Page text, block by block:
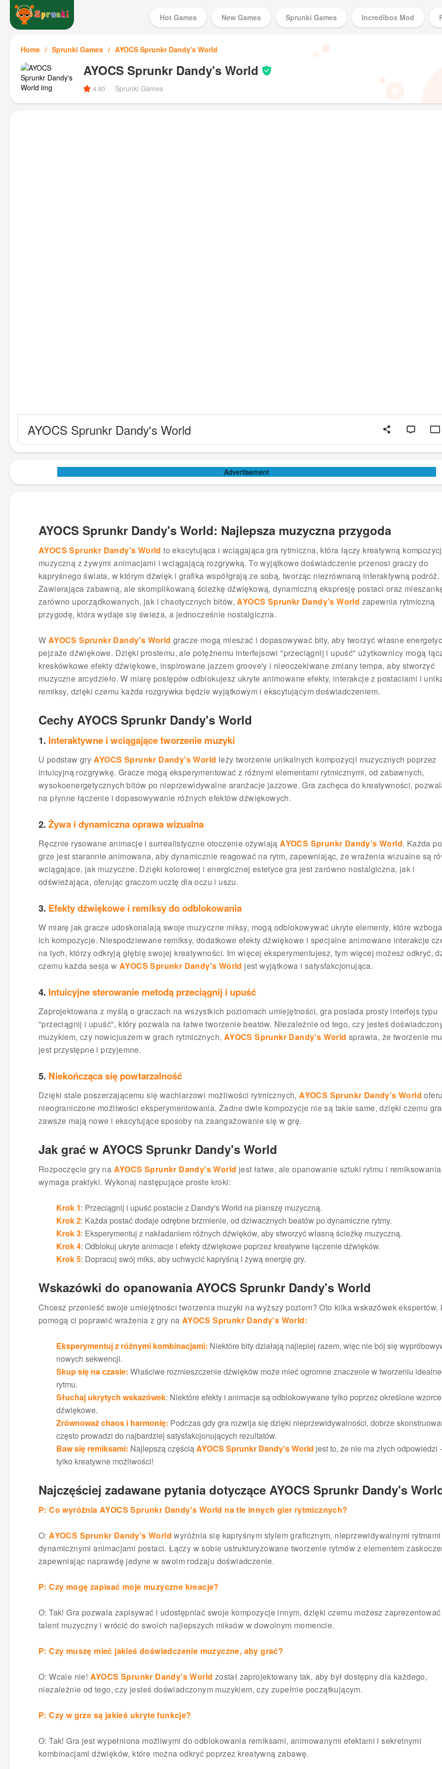
Hot Games New Games Sprunki Games Incredibox Mod
Home Sprunki Games AYOCS Sprunkr Dandy's World
AYOCS Sprunkr Dandy's World
4.80 Sprunki Games
AYOCS Sprunkr Dandy's World
Advertisement
AYOCS Sprunkr Dandy's World: Najlepsza muzyczna przygoda
AYOCS Sprunkr Dandy's World to ekscytująca i wciągająca gra rytmiczna, która łączy kreatywną
muzyczną z żywymi animacjami i wciągającą rozgrywką. To wyjątkowe doświadczenie przenosi graczy do
kapryśnego świata, w którym dźwięk i grafika współgrają ze sobą, tworząc niezrównaną interaktywną podróż.
Zawierająca zabawną, ale skomplikowaną ścieżkę dźwiękową, dynamiczną ekspresję postaci oraz
zarówno uporządkowanych, jak i chaotycznych bitów,AYOCS Sprunkr Dandy's World zapewnia rytmiczną
przygodę, która wydaje się świeża, a jednocześnie nostalgiczna.
W AYOCS Sprunkr Dandy's World gracze mogą mieszać i dopasowywać bity, aby tworzyć własne
pejzaże dźwiękowe. Dzięki prostemu, ale potężnemu interfejsowi "przeciągnij i upuść" użytkownicy mogą
kreskówkowe efekty dźwiękowe, inspirowane jazzem groove'y i nieoczekiwane zmiany tempa, aby stworzyć
muzyczne arcydzieło. W miarę postępów odblokujesz ukryte animowane efekty, interakcje z postaciami i
remiksy, dzięki czemu każda rozgrywka będzie wyjątkowym i ekscytującym doświadczeniem.
Cechy AYOCS Sprunkr Dandy's World
1. Interaktywne i wciągające tworzenie muzyki
U podstaw gry AYOCS Sprunkr Dandy's World leży tworzenie unikalnych kompozycji muzycznych poprzez
intuicyjną rozgrywkę. Gracze mogą eksperymentować z różnymi elementami rytmicznymi, od zabawnych,
wysokoenergetycznych bitów po nieprzewidywalne aranżacje jazzowe. Gra zachęca do kreatywności,
na płynne łączenie i dopasowywanie różnych efektów dźwiękowych.
2. Żywa i dynamiczna oprawa wizualna
Ręcznie rysowane animacje i surrealistyczne otoczenie ożywiająAYOCS Sprunkr Dandy's World. Każda
grze jest starannie animowana, aby dynamicznie reagować na rytm, zapewniając, że wrażenia wizualne są
wciągające, jak muzyczne. Dzięki kolorowej i energicznej estetyce gra jest zarówno nostalgiczna, jak i
odświeżająca, oferując graczom ucztę dla oczu i uszu.
3. Efekty dźwiękowe i remiksy do odblokowania
W miarę jak gracze udoskonalają swoje muzyczne miksy, mogą odblokowywać ukryte elementy, które
ich kompozycje. Niespodziewane remiksy, dodatkowe efekty dźwiękowe i specjalne animowane interakcje
na tych, którzy odkryją głębię swojej kreatywności. Im więcej eksperymentujesz, tym więcej możesz odkryć,
czemu każda sesja w AYOCS Sprunkr Dandy's World jest wyjątkowa i satysfakcjonująca.
4. Intuicyjne sterowanie metodą przeciągnij i upuść
Zaprojektowana z myślą o graczach na wszystkich poziomach umiejętności, gra posiada prosty interfejs typu
"przeciągnij i upuść", który pozwala na łatwe tworzenie beatów. Niezależnie od tego, czy jesteś
muzykiem, czy nowicjuszem w grach rytmicznych, AYOCS Sprunkr Dandy's World sprawia, że tworzenie
jest przystępne i przyjemne.
5. Niekończąca się powtarzalność
Dzięki stale poszerzającemu się wachlarzowi możliwości rytmicznych,AYOCS Sprunkr Dandy's World
nieograniczone możliwości eksperymentowania. Żadne dwie kompozycje nie są takie same, dzięki czemu
zawsze mają nowe i ekscytujące sposoby na zaangażowanie się w grę.
Jak grać w AYOCS Sprunkr Dandy's World
Rozpoczęcie gry na AYOCS Sprunkr Dandy's World jest łatwe, ale opanowanie sztuki rytmu i remiksowania
wymaga praktyki. Wykonaj następujące proste kroki:
Krok 1: Przeciągnij i upuść postacie z Dandy's World na planszę muzyczną.
Krok 2: Każda postać dodaje odrębne brzmienie, od dziwacznych beatów po dynamiczne rytmy.
Krok 3: Eksperymentuj z nakładaniem różnych dźwięków, aby stworzyć własną ścieżkę muzyczną.
Krok 4: Odblokuj ukryte animacje i efekty dźwiękowe poprzez kreatywne łączenie dźwięków.
Krok 5: Dopracuj swój miks, aby uchwycić kapryśną i żywą energię gry.
Wskazówki do opanowania AYOCS Sprunkr Dandy's World
Chcesz przenieść swoje umiejętności tworzenia muzyki na wyższy poziom? Oto kilka wskazówek ekspertów,
pomogą ci poprawić wrażenia z gry na AYOCS Sprunkr Dandy's World:
Eksperymentuj z różnymi kombinacjami: Niektóre bity działają najlepiej razem, więc nie bój się
nowych sekwencji.
Skup się na czasie: Właściwe rozmieszczenie dźwięków może mieć ogromne znaczenie w tworzeniu
rytmu.
Słuchaj ukrytych wskazówek: Niektóre efekty i animacje są odblokowywane tylko poprzez określone wzorce
dźwiękowe.
Zrównoważ chaos i harmonię: Podczas gdy gra rozwija się dzięki nieprzewidywalności, dobrze
często prowadzi do najbardziej satysfakcjonujących rezultatów.
Baw się remiksami: Najlepszą częściąAYOCS Sprunkr Dandy's World jest to, że nie ma złych odpowiedzi
tylko kreatywne możliwości!
Najczęściej zadawane pytania dotyczące AYOCS Sprunkr Dandy's
P: Co wyróżnia AYOCS Sprunkr Dandy's World na tle innych gier rytmicznych?
O:AYOCS Sprunkr Dandy's World wyróżnia się kapryśnym stylem graficznym, nieprzewidywalnymi
dynamicznymi animacjami postaci. Łączy w sobie ustrukturyzowane tworzenie rytmów z elementem
zapewniając naprawdę jedyne w swoim rodzaju doświadczenie.
P: Czy mogę zapisać moje muzyczne kreacje?
O: Tak! Gra pozwala zapisywać i udostępniać swoje kompozycje innym, dzięki czemu możesz
talent muzyczny i wrócić do swoich najlepszych miksów w dowolnym momencie.
P: Czy muszę mieć jakieś doświadczenie muzyczne, aby grać?
O: Wcale nie! AYOCS Sprunkr Dandy's World został zaprojektowany tak, aby był dostępny dla każdego,
niezależnie od tego, czy jesteś doświadczonym muzykiem, czy zupełnie początkującym.
P: Czy w grze są jakieś ukryte funkcje?
O: Tak! Gra jest wypełniona możliwymi do odblokowania remiksami, animowanymi efektami i sekretnymi
kombinacjami dźwięków, które można odkryć poprzez kreatywną zabawę.